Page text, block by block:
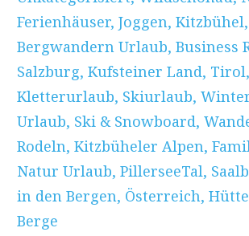
Ferienhäuser, Joggen, Kitzbühel,
Bergwandern Urlaub, Business
Salzburg, Kufsteiner Land, Tirol,
Kletterurlaub, Skiurlaub,
Urlaub, Ski & Snowboard,
Rodeln, Kitzbüheler Alpen,
Natur Urlaub, PillerseeTal,
in den Bergen, Österreich,
Berge